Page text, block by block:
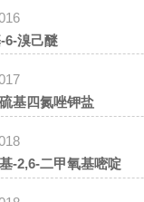
6-溴己醚
基四氮唑钾盐
-2,6-二甲氧基嘧啶